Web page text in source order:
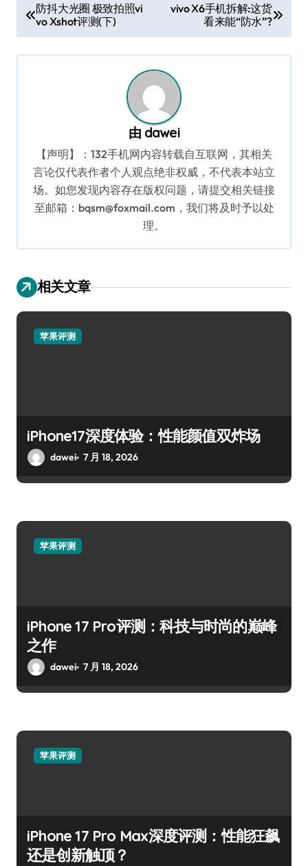
章
导
防抖大光圈 极致拍照vi
vo Xshot评测(下)
vivo X6手机拆解:这货
看来能“防水”?
由 dawei
【声明】：132手机网内容转载自互联网，其相关
言论仅代表作者个人观点绝非权威，不代表本站立
场。如您发现内容存在版权问题，请提交相关链接
至邮箱：bqsm@foxmail.com，我们将及时予以处
理。
相关文章
苹果评测
iPhone17深度体验：性能颜值双炸场
dawei 7 月 18, 2026
苹果评测
iPhone 17 Pro评测：科技与时尚的巅峰
之作
dawei 7 月 18, 2026
苹果评测
iPhone 17 Pro Max深度评测：性能狂飙
还是创新触顶？